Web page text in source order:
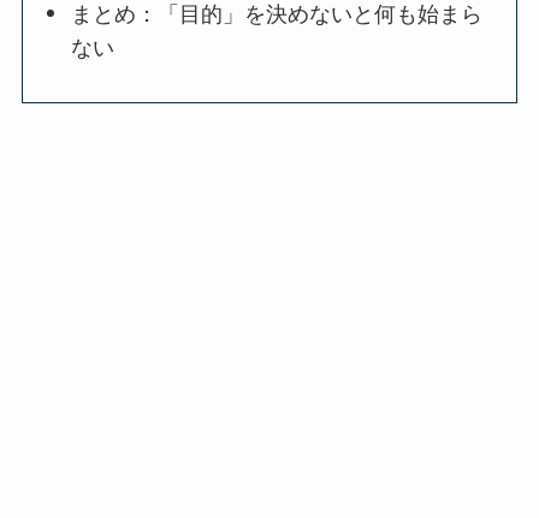
まとめ：「目的」を決めないと何も始まら
ない